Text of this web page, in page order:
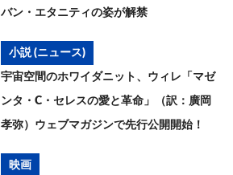
バン・エタニティの姿が解禁
小説 (ニュース)
宇宙空間のホワイダニット、ウィレ「マゼ
ンタ・C・セレスの愛と革命」（訳：廣岡
孝弥）ウェブマガジンで先行公開開始！
映画